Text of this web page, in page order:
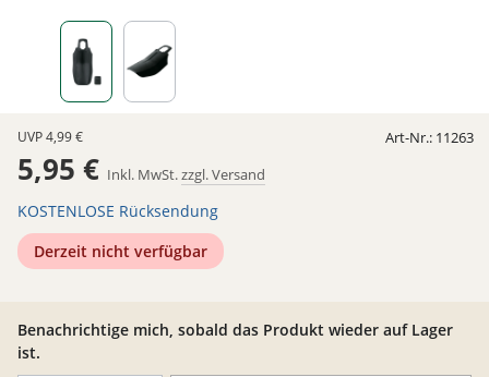
UVP4,99 €
5,95 € Inkl. MwSt.zzgl. Versand
KOSTENLOSE Rücksendung
Derzeit nicht verfügbar
Benachrichtige mich, sobald das Produkt wieder auf Lager
ist.
Art-Nr.: 11263